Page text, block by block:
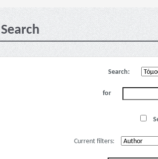
Search
Search:
for
Current filters: